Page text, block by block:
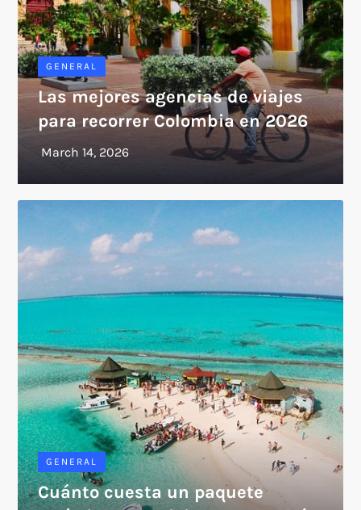
GENERAL
Las mejores agencias de viajes
para recorrer Colombia en 2026
GENERAL
Cuánto cuesta un paquete